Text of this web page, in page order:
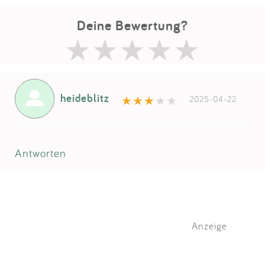
Deine Bewertung?
heideblitz 2025-04-22
Antworten
Anzeige